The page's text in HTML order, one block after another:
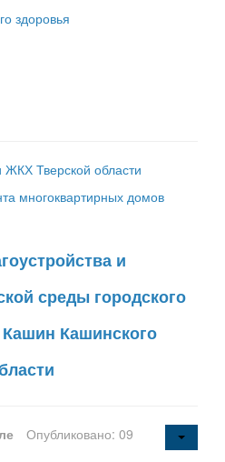
здоровья
Тверской области
многоквартирных домов
и
среды городского
Кашинского
Опубликовано: 09